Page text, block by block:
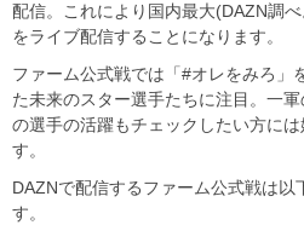
配信。これにより国内最大(DAZN調
をライブ配信することになります。
ファーム公式戦では「#オレをみろ」
た未来のスター選手たちに注目。一
の選手の活躍もチェックしたい方に
す。
DAZNで配信するファーム公式戦は以
す。